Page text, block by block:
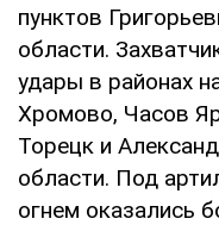
пунктов
области.
удары в районах
Хромово, Часов
Торецк и
области. Под
огнем оказались